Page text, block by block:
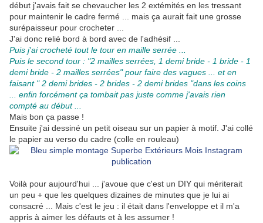
début j'avais fait se chevaucher les 2 extémités en les tressant
pour maintenir le cadre fermé ... mais ça aurait fait une grosse
surépaisseur pour crocheter ...
J'ai donc relié bord à bord avec de l'adhésif ...
Puis j'ai crocheté tout le tour en maille serrée ...
Puis le second tour : "2 mailles serrées, 1 demi bride - 1 bride - 1
demi bride - 2 mailles serrées" pour faire des vagues ... et en
faisant " 2 demi brides - 2 brides - 2 demi brides "dans les coins
... enfin forcément ça tombait pas juste comme j'avais rien
compté au début ...
Mais bon ça passe !
Ensuite j'ai dessiné un petit oiseau sur un papier à motif. J'ai collé
le papier au verso du cadre (colle en rouleau)
Voilà pour aujourd'hui ... j'avoue que c'est un DIY qui mériterait
un peu + que les quelques dizaines de minutes que je lui ai
consacré ... Mais c'est le jeu : il était dans l'enveloppe et il m'a
appris à aimer les défauts et à les assumer !